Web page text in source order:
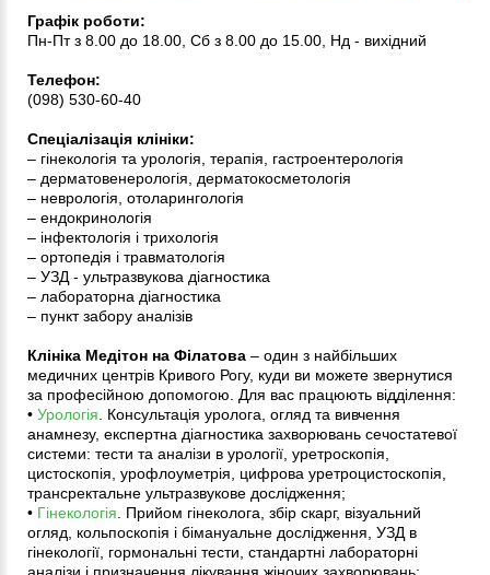
Графік роботи:
Пн-Пт з 8.00 до 18.00, Сб з 8.00 до 15.00, Нд - вихідний
Телефон:
(098) 530-60-40
Спеціалізація клініки:
– гінекологія та урологія, терапія, гастроентерологія
– дерматовенерологія, дерматокосметологія
– неврологія, отоларингологія
– ендокринологія
– інфектологія і трихологія
– ортопедія і травматологія
– УЗД - ультразвукова діагностика
– лабораторна діагностика
– пункт забору аналізів
Клініка Медітон на Філатова – один з найбільших
медичних центрів Кривого Рогу, куди ви можете звернутися
за професійною допомогою. Для вас працюють відділення:
• Урологія . Консультація уролога, огляд та вивчення
анамнезу, експертна діагностика захворювань сечостатевої
системи: тести та аналізи в урології, уретроскопія,
цистоскопія, урофлоуметрія, цифрова уретроцистоскопія,
трансректальне ультразвукове дослідження;
• Гінекологія . Прийом гінеколога, збір скарг, візуальний
огляд, кольпоскопія і бімануальне дослідження, УЗД в
гінекології, гормональні тести, стандартні лабораторні